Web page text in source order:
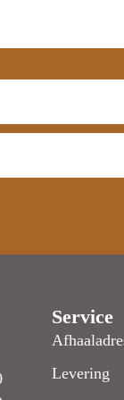
Service
Levering